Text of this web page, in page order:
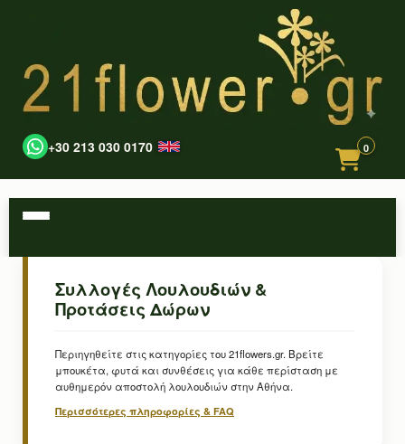
+30 213 030 0170 0
Συλλογές Λουλουδιών &
Προτάσεις Δώρων
Περιηγηθείτε στις κατηγορίες του 21flowers.gr. Βρείτε
μπουκέτα, φυτά και συνθέσεις για κάθε περίσταση με
αυθημερόν αποστολή λουλουδιών στην Αθήνα.
Περισσότερες πληροφορίες & FAQ